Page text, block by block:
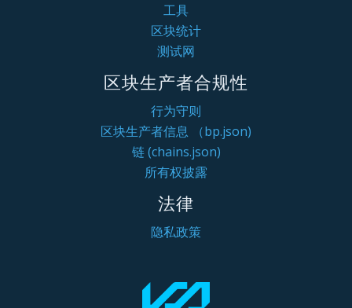
工具
区块统计
测试网
区块生产者合规性
行为守则
区块生产者信息 （bp.json)
链 (chains.json)
所有权披露
法律
隐私政策